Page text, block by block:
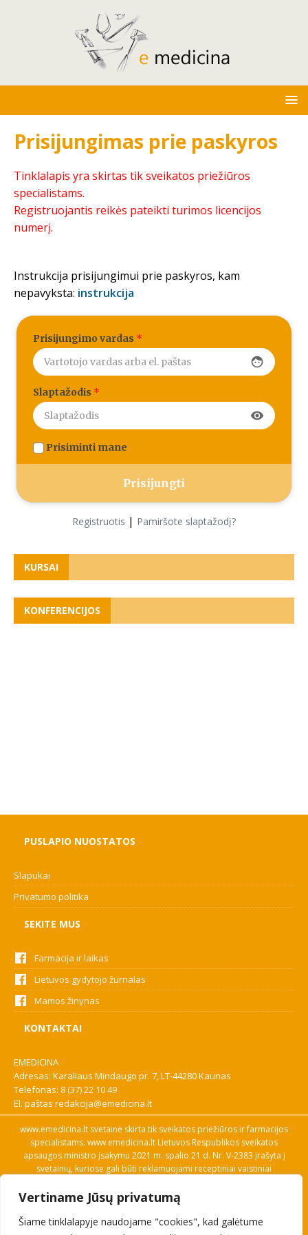
Vertiname Jūsų privatumą
Šiame tinklalapyje naudojame "cookies", kad galėtume
Prisijungimas prie paskyros
Tinklalapis yra skirtas tik sveikatos priežiūros
specialistams.
Registruojantis reikės pateikti turimos licencijos
numerį.
Instrukcija prisijungimui prie paskyros, kam
nepavyksta: instrukcija
Prisijungimo vardas *
face
Slaptažodis *
visibility
Prisiminti mane
Registruotis | Pamiršote slaptažodį?
KURSAI
KONFERENCIJOS
PUSLAPIO NUOSTATOS
Slapukai
Privatumo politika
SEKITE MUS
Farmacija ir laikas
Lietuvos gydytojo žurnalas
Mamos žinynas
KONTAKTAI
EMEDICINA
Adresas: Karaliaus Mindaugo pr. 7, LT-44280 Kaunas
Telefonas: 8 (37) 22 10 49
El. paštas redakcija@emedicina.lt
www.emedicina.lt svetainė skirta tik sveikatos priežiūros ir farmacijos
specialistams. www.emedicina.lt Lietuvos Respublikos sveikatos
apsaugos ministro įsakymu 2021 m. spalio 21 d. Nr. V-2383 įrašyta į
svetainių, kuriose gali būti reklamuojami receptiniai vaistiniai
savo profesinę kvalifikaciją. Naudingos nuorodos: Vaistų ir medicinos
pagalbos priemonių kainų paieška, VVKT tinklalapis, Sveikatos
priežiūros ar farmacijos specialisto pranešimo apie įtariamą